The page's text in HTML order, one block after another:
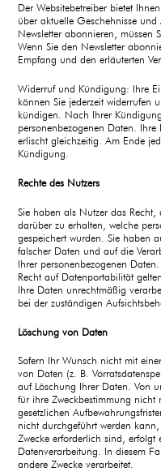
Der Websitebetreiber bietet
über aktuelle Geschehnisse
Newsletter abonnieren, müssen
Wenn Sie den Newsletter
Empfang und den erläuterten
Widerruf und Kündigung: Ihre
können Sie jederzeit widerrufen
kündigen. Nach Ihrer
personenbezogenen Daten.
erlischt gleichzeitig. Am Ende
Kündigung.
Rechte des Nutzers
Sie haben als Nutzer das
darüber zu erhalten, welche
gespeichert wurden. Sie haben
falscher Daten und auf die
Ihrer personenbezogenen
Recht auf Datenportabilität
Ihre Daten unrechtmäßig
bei der zuständigen
Löschung von Daten
Sofern Ihr Wunsch nicht mit
von Daten (z. B.
auf Löschung Ihrer Daten. Von
für ihre Zweckbestimmung nicht
gesetzlichen
nicht durchgeführt werden
Zwecke erforderlich sind, erfolgt
Datenverarbeitung. In diesem
andere Zwecke verarbeitet.